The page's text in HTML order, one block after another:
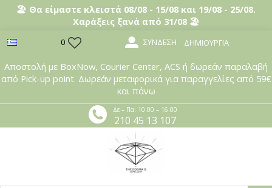
🏖️ Θα είμαστε κλειστά 08/08 - 15/08 και 19/08 - 25/08.
Χαράξεις ξανά από 31/08 🏖️
0 ΣΎΝΔΕΣΗ ΔΗΜΙΟΥΡΓΊΑ
Αποστολή με BoxNow, Courier Center, ACS ή δωρεάν παραλαβή
από Pick-up point. Δωρεάν μεταφορικά για παραγγελίες από 59€
και πάνω
Δε – Πα: 10.00 – 16.00
210 45 13 107